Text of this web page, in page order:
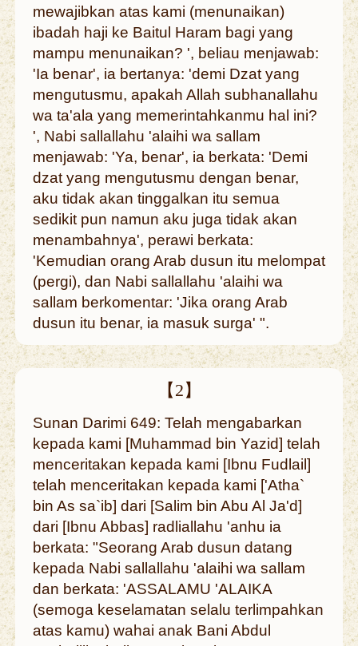
mewajibkan atas kami (menunaikan)
ibadah haji ke Baitul Haram bagi yang
mampu menunaikan? ', beliau menjawab:
'Ia benar', ia bertanya: 'demi Dzat yang
mengutusmu, apakah Allah subhanallahu
wa ta'ala yang memerintahkanmu hal ini?
', Nabi sallallahu 'alaihi wa sallam
menjawab: 'Ya, benar', ia berkata: 'Demi
dzat yang mengutusmu dengan benar,
aku tidak akan tinggalkan itu semua
sedikit pun namun aku juga tidak akan
menambahnya', perawi berkata:
'Kemudian orang Arab dusun itu melompat
(pergi), dan Nabi sallallahu 'alaihi wa
sallam berkomentar: 'Jika orang Arab
dusun itu benar, ia masuk surga' ".
【2】
Sunan Darimi 649: Telah mengabarkan
kepada kami [Muhammad bin Yazid] telah
menceritakan kepada kami [Ibnu Fudlail]
telah menceritakan kepada kami ['Atha`
bin As sa`ib] dari [Salim bin Abu Al Ja'd]
dari [Ibnu Abbas] radliallahu 'anhu ia
berkata: "Seorang Arab dusun datang
kepada Nabi sallallahu 'alaihi wa sallam
dan berkata: 'ASSALAMU 'ALAIKA
(semoga keselamatan selalu terlimpahkan
atas kamu) wahai anak Bani Abdul